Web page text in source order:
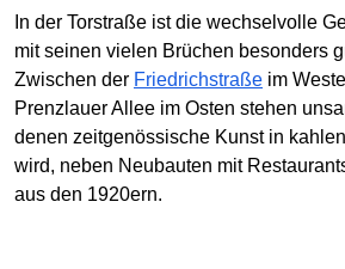
In der Torstraße ist die wechselvolle
mit seinen vielen Brüchen besonders
Zwischen der Friedrichstraße im
Prenzlauer Allee im Osten stehen
denen zeitgenössische Kunst in
wird, neben Neubauten mit
aus den 1920ern.